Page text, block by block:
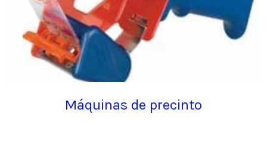
Máquinas de precinto